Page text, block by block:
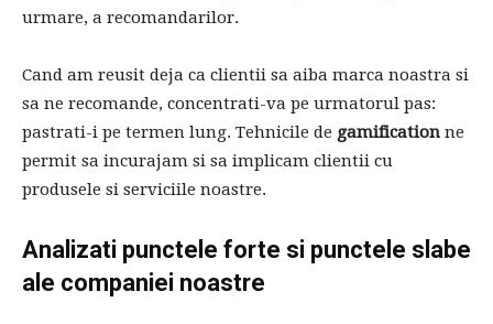
urmare, a recomandarilor.
Cand am reusit deja ca clientii sa aiba marca noastra si
sa ne recomande, concentrati-va pe urmatorul pas:
pastrati-i pe termen lung. Tehnicile de gamification ne
permit sa incurajam si sa implicam clientii cu
produsele si serviciile noastre.
Analizati punctele forte si punctele slabe
ale companiei noastre